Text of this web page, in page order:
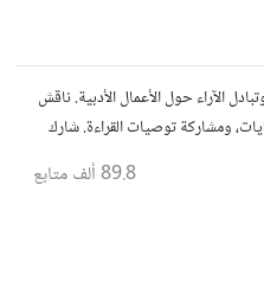
الآراء حول الأعمال الأدبية. ناقش
ومشاركة توصيات القراءة. شارك
89.8 ألف متابع